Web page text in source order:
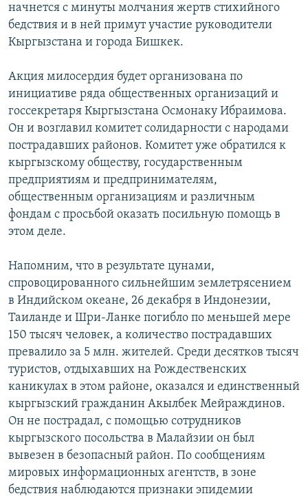
начнется с минуты молчания жертв стихийного
бедствия и в ней примут участие руководители
Кыргызстана и города Бишкек.
Акция милосердия будет организована по
инициативе ряда общественных организаций и
госсекретаря Кыргызстана Осмонаку Ибраимова.
Он и возглавил комитет солидарности с народами
пострадавших районов. Комитет уже обратился к
кыргызскому обществу, государственным
предприятиям и предпринимателям,
общественным организациям и различным
фондам с просьбой оказать посильную помощь в
этом деле.
Напомним, что в результате цунами,
спровоцированного сильнейшим землетрясением
в Индийском океане, 26 декабря в Индонезии,
Таиланде и Шри-Ланке погибло по меньшей мере
150 тысяч человек, а количество пострадавших
превалило за 5 млн. жителей. Среди десятков тысяч
туристов, отдыхавших на Рождественских
каникулах в этом районе, оказался и единственный
кыргызский гражданин Акылбек Мейраждинов.
Он не пострадал, с помощью сотрудников
кыргызского посольства в Малайзии он был
вывезен в безопасный район. По сообщениям
мировых информационных агентств, в зоне
бедствия наблюдаются признаки эпидемии